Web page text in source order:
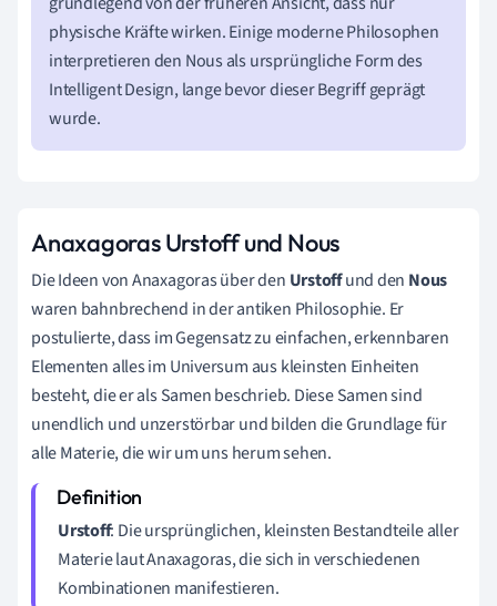
physische Kräfte wirken. Einige moderne Philosophen
interpretieren den Nous als ursprüngliche Form des
Intelligent Design, lange bevor dieser Begriff geprägt
wurde.
Anaxagoras Urstoff und Nous
Die Ideen von Anaxagoras über den Urstoffund den Nous
waren bahnbrechend in der antiken Philosophie. Er
postulierte, dass im Gegensatz zu einfachen, erkennbaren
Elementen alles im Universum aus kleinsten Einheiten
besteht, die er als Samen beschrieb. Diese Samen sind
unendlich und unzerstörbar und bilden die Grundlage für
alle Materie, die wir um uns herum sehen.
Urstoff: Die ursprünglichen, kleinsten Bestandteile aller
Materie laut Anaxagoras, die sich in verschiedenen
Kombinationen manifestieren.